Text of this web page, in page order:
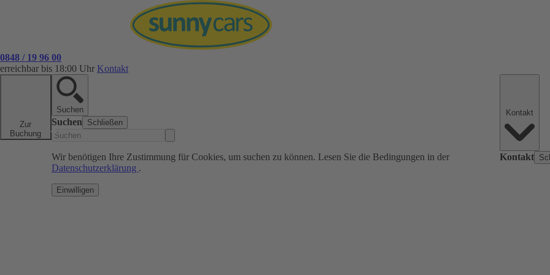
0848 / 19 96 00
erreichbar bis 18:00 Uhr Kontakt
Zur
Buchung
Suchen
Suchen Schließen
Wir benötigen Ihre Zustimmung für Cookies, um suchen zu können. Lesen Sie die Bedingungen in der
Datenschutzerklärung .
Einwilligen
Kontakt